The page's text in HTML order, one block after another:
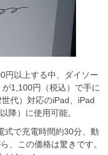
円以上する中、ダイソー
1,100円（税込）で手に
代）対応のiPad、iPad
降）に使用可能。
式で充電時間約30分、動
、この価格は驚きです。